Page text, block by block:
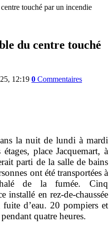
touché par un incendie
du centre touché
12:19 0 Commentaires
la nuit de lundi à mardi
place Jacquemart, à
parti de la salle de bains
ont été transportées à
de la fumée. Cinq
installé en rez-de-chaussée
d’eau. 20 pompiers et
quatre heures.